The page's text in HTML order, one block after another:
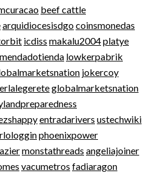
beef cattle
arquidiocesisdgocoinsmonedas
icdiss makalu2004platye
lowkerpabrik
jokercoy
globalmarketsnation
entradarivers ustechwiki
phoenixpower
monstathreads angeliajoiner
vacumetros fadiaragon